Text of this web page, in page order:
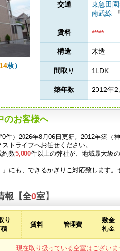
枚）
交通
東急田
南武線
賃料 *****
構造 木造
間取り 1LDK
築年数 2012年2
のお客様へ
件）2026年8月06日更新。2012年築（
トライフへお任せください。
約数5,000件以上の弊社が、地域最大級
」にも、できるかぎりご対応致します
報【全0室】
り
賃料 管理費
敷金
礼金
現在取り扱っている空室はございま